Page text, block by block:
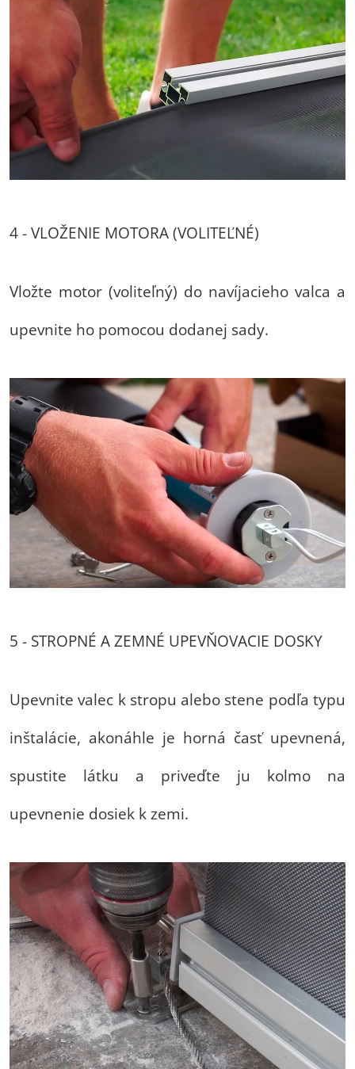
4 - VLOŽENIE MOTORA (VOLITEĽNÉ)
Vložte motor (voliteľný) do navíjacieho valca a
upevnite ho pomocou dodanej sady.
5 - STROPNÉ A ZEMNÉ UPEVŇOVACIE DOSKY
Upevnite valec k stropu alebo stene podľa typu
inštalácie, akonáhle je horná časť upevnená,
spustite látku a priveďte ju kolmo na
upevnenie dosiek k zemi.